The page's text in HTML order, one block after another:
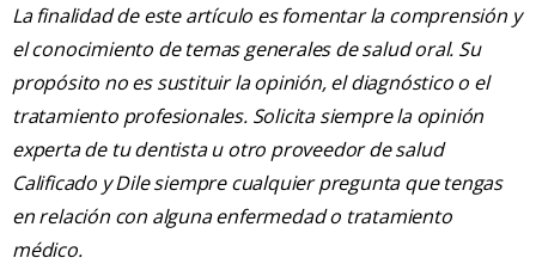
La finalidad de este artículo es fomentar la comprensión y
el conocimiento de temas generales de salud oral. Su
propósito no es sustituir la opinión, el diagnóstico o el
tratamiento profesionales. Solicita siempre la opinión
experta de tu dentista u otro proveedor de salud
Calificado y Dile siempre cualquier pregunta que tengas
en relación con alguna enfermedad o tratamiento
médico.